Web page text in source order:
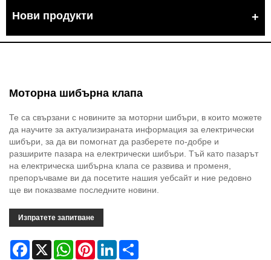
Нови продукти
Моторна шибърна клапа
Те са свързани с новините за моторни шибъри, в които можете
да научите за актуализираната информация за електрически
шибъри, за да ви помогнат да разберете по-добре и
разширите пазара на електрически шибъри. Тъй като пазарът
на електрическа шибърна клапа се развива и променя,
препоръчваме ви да посетите нашия уебсайт и ние редовно
ще ви показваме последните новини.
Изпратете запитване
Facebook
X WhatsAppPinterestLinkedIn